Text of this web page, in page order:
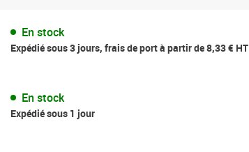
En stock
Expédié sous 3 jours, frais de port à partir de 8,33 € HT
En stock
Expédié sous 1 jour